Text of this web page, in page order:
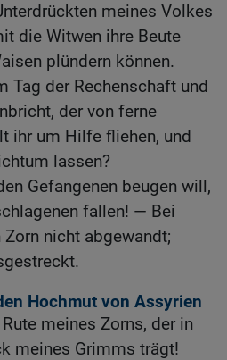
meines Volkes
die Witwen ihre Beute
plündern können.
Tag der Rechenschaft und
der von ferne
ihr um Hilfe fliehen, und
lassen?
Gefangenen beugen will,
fallen! — Bei
nicht abgewandt;
Hochmut von Assyrien
meines Zorns, der in
meines Grimms trägt!